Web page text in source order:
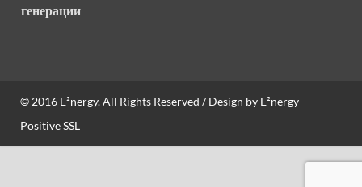
генерации
© 2016 E²nergy. All Rights Reserved / Design by E²nergy
Positive SSL